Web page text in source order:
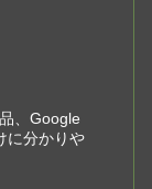
、Google
に分かりや